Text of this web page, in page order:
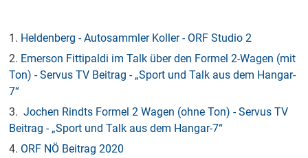
1. Heldenberg - Autosammler Koller - ORF Studio 2
2. Emerson Fittipaldi im Talk über den Formel 2-Wagen (mit
Ton) - Servus TV Beitrag - „Sport und Talk aus dem Hangar-
7“
3. Jochen Rindts Formel 2 Wagen (ohne Ton) - Servus TV
Beitrag - „Sport und Talk aus dem Hangar-7“
4. ORF NÖ Beitrag 2020